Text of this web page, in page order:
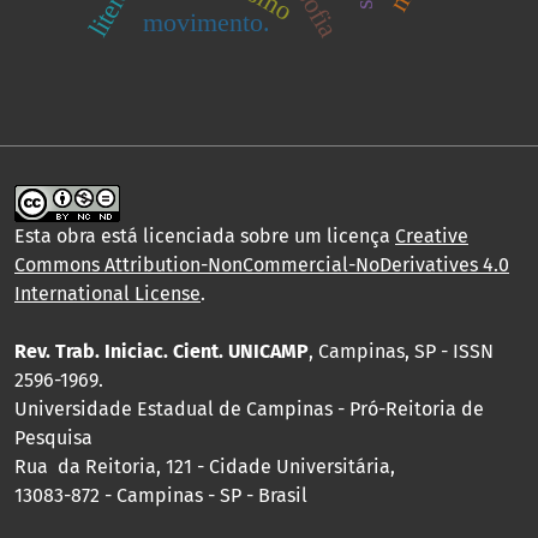
movimento.
Esta obra está licenciada sobre um licença Creative
Commons Attribution-NonCommercial-NoDerivatives 4.0
International License.
Rev. Trab. Iniciac. Cient. UNICAMP, Campinas, SP - ISSN
2596-1969.
Universidade Estadual de Campinas - Pró-Reitoria de
Pesquisa
Rua da Reitoria, 121 - Cidade Universitária,
13083-872 - Campinas - SP - Brasil